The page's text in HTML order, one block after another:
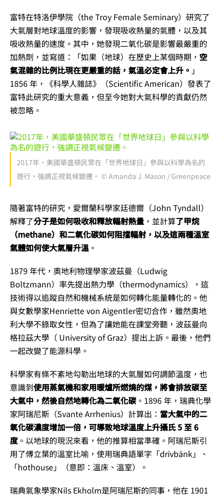
富特在特洛伊學院（the Troy Female Seminary）研究了
大氣層對地球溫度的影響，發現吸收熱量的氣體，以及其
吸收熱量的速度。其中，她發現二氧化碳是影響最嚴重的
加熱劑，並寫道：「如果（地球）在歷史上某個時期， 空
氣混雜的比例比現在更嚴重的話，氣溫必定會上升。 」
1856 年，《科學人雜誌》（Scientific American）發表了
富特此研究的重大意義，但至今她對大氣科學的貢獻仍然
被忽略。
2017年，美國華盛頓民眾在「世界地球日」參與以科學為名的
遊行，強調正視氣候變遷。 © Amanda J. Mason / Greenpeace
隨著富特的研究，愛爾蘭科學家廷德爾（John Tyndall）
解釋了分子是如何吸收和釋放輻射熱量 ，並計算了甲烷
（methane）和二氧化碳如何阻擋輻射，以及這兩種溫室
氣體如何使大氣層升溫 。
1879 年代，奧地利物理學家波茲曼（Ludwig
Boltzmann）率先提出熱力學（thermodynamics），這
技術得以追蹤自然和機械系統是如何轉化能量轉化的。他
與女數學家Henriette von Aigentler密切合作，雖然奧地
利大學不錄取女性，但為了讓她能在課堂旁聽，波茲曼向
格拉茲大學（ University of Graz）提出上訴。最後，他們
一起改變了能源科學。
科學家有條不紊地勾勒出地球的大氣層如何調節溫度，也
意識到使用蒸氣機和家用暖爐所燃燒的煤，將會排放碳至
大氣中，然後自然地轉化為二氧化碳 。1896 年，瑞典化學
家阿瑞尼斯（Svante Arrhenius）計算出： 當大氣中的二
氧化碳濃度增加一倍，可導致地球溫度上升攝氏 5 至 6
度 。以地球的現況來看，他的推算相當準確。阿瑞尼斯引
用了傅立葉的溫室比喻，使用瑞典語單字「drivbänk」、
「hothouse」（意即：溫床、溫室）。
瑞典氣象學家Nils Ekholm是阿瑞尼斯的同事，他在 1901